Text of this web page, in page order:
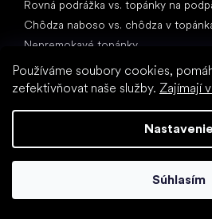
Používáme soubory cookies,
zefektivňovat naše služby. Zajímají
Nastavenie
Súhlasím
Rovná podrážka vs. topánky na
Chôdza naboso vs. chôdza v
Nepremokavé topánky
Správna hygiena nôh
Barefoot topánky zrozumiteľne